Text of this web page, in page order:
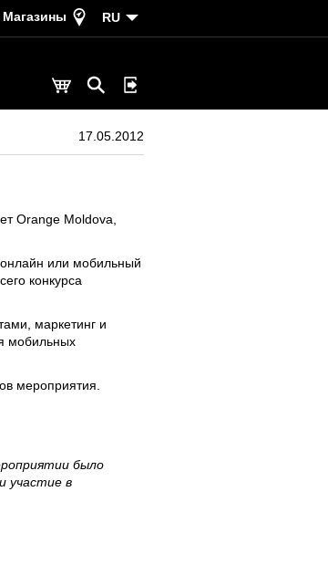
Магазины RU
17.05.2012
Orange Moldova,
онлайн или мобильный
конкурса
маркетинг и
мобильных
мероприятия.
было
участие в